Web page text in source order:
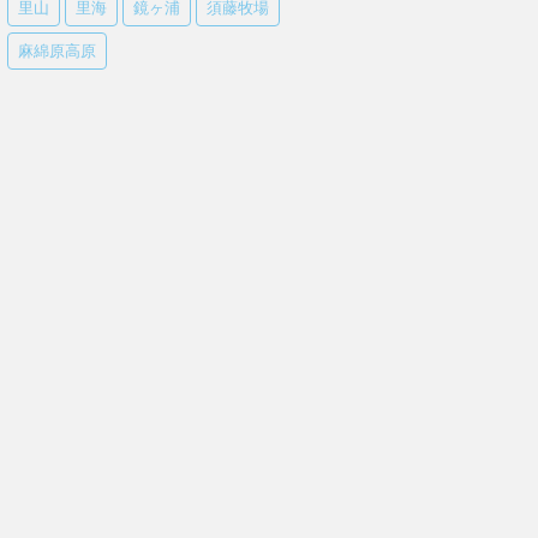
里山 里海 鏡ヶ浦 須藤牧場
麻綿原高原